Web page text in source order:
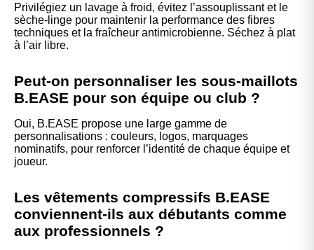
Privilégiez un lavage à froid, évitez l’assouplissant et le
sèche-linge pour maintenir la performance des fibres
techniques et la fraîcheur antimicrobienne. Séchez à plat
à l’air libre.
Peut-on personnaliser les sous-maillots
B.EASE pour son équipe ou club ?
Oui, B.EASE propose une large gamme de
personnalisations : couleurs, logos, marquages
nominatifs, pour renforcer l’identité de chaque équipe et
joueur.
Les vêtements compressifs B.EASE
conviennent-ils aux débutants comme
aux professionnels ?